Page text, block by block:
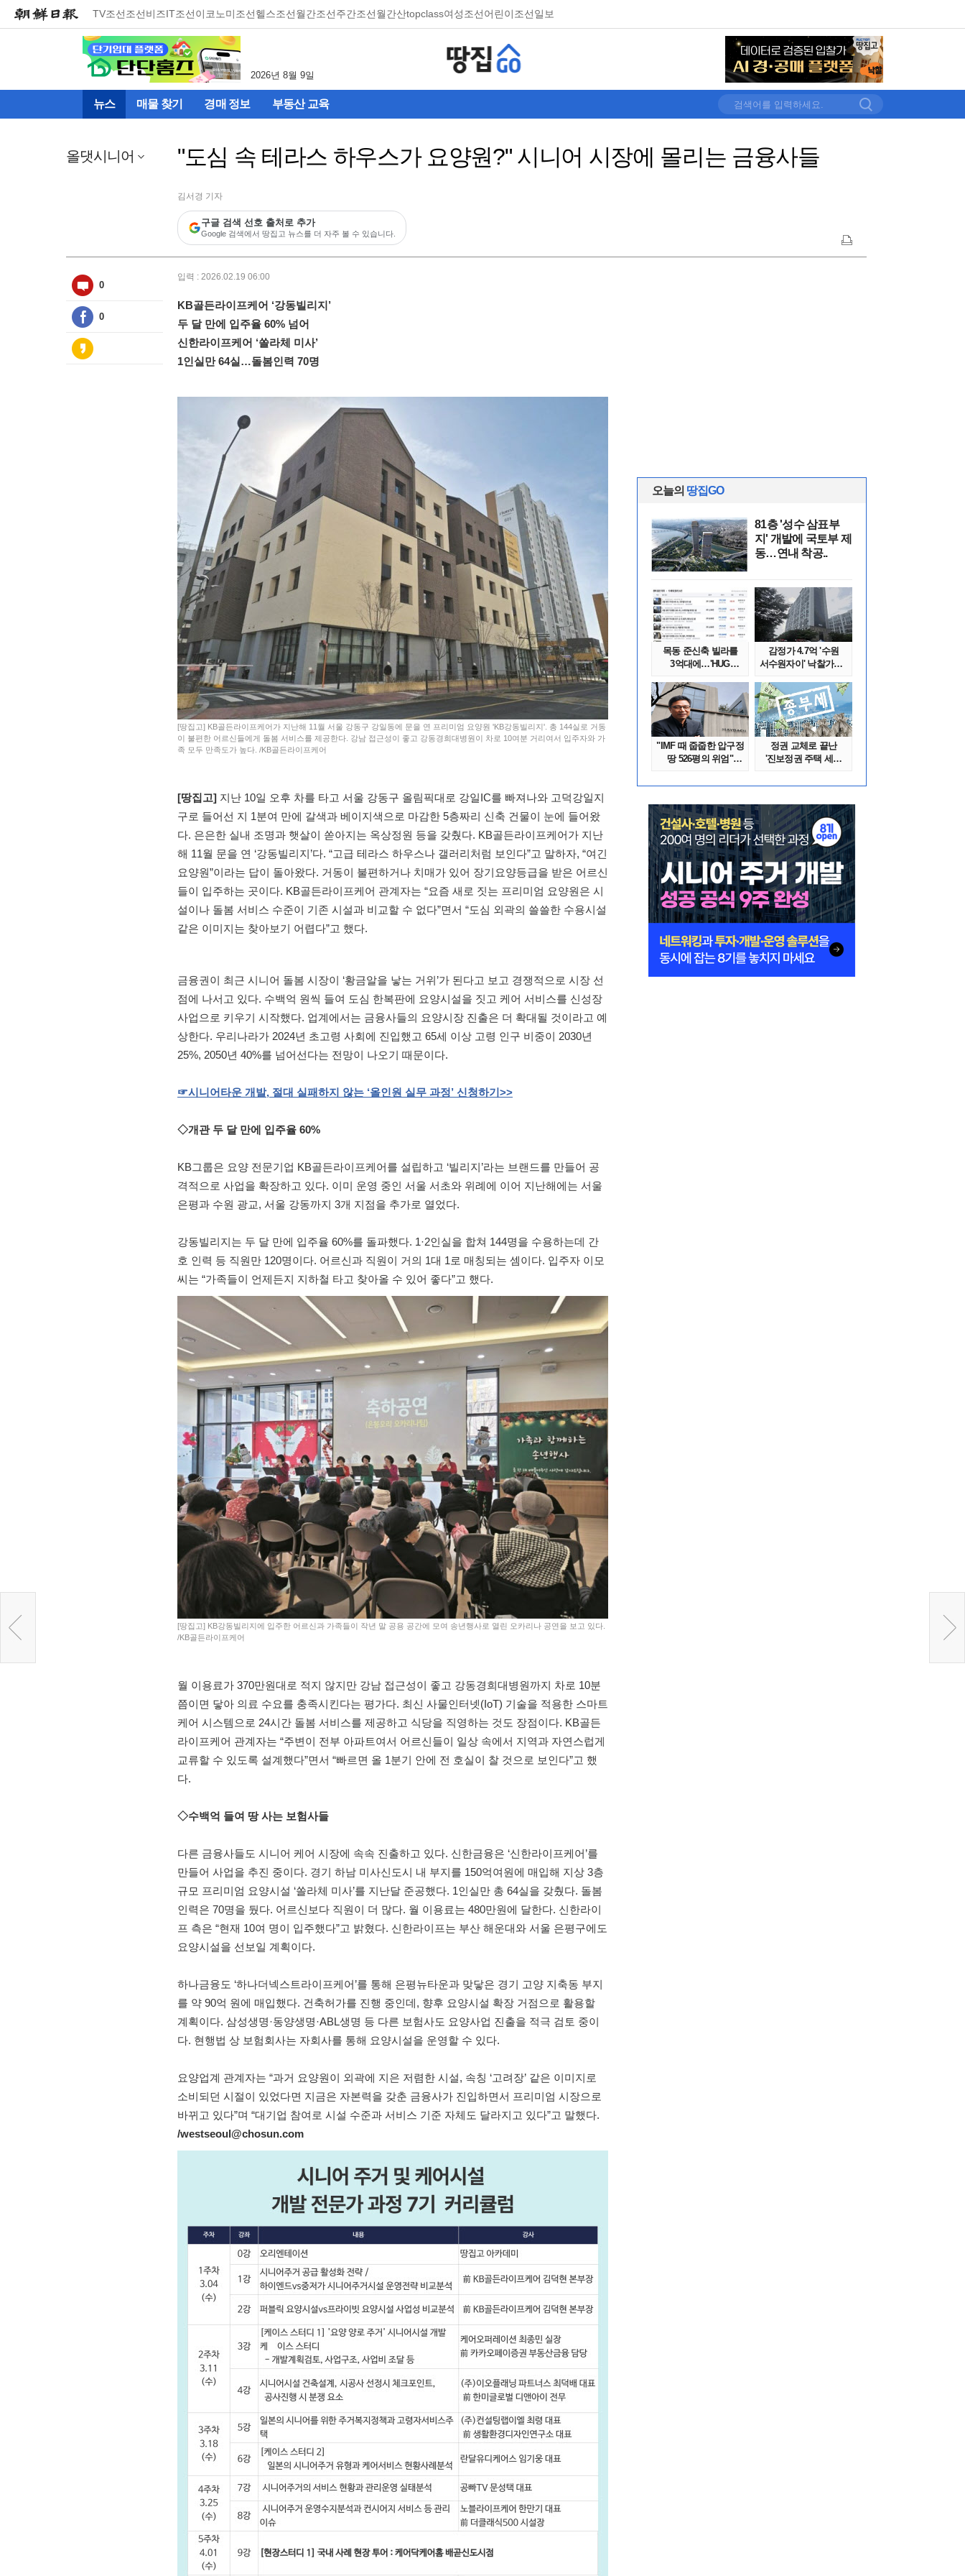
TV조선조선비즈IT조선이코노미조선헬스조선월간조선주간조선월간산topclass여성조선어린이조선일보
2026년 8월 9일
뉴스 매물 찾기 경매 정보 부동산 교육
올댓시니어 "도심 속 테라스 하우스가 요양원?" 시니어 시장에 몰리는 금융사들
김서경 기자
구글 검색 선호 출처로 추가
Google 검색에서 땅집고 뉴스를 더 자주 볼 수 있습니다.
0
0
입력 : 2026.02.19 06:00
KB골든라이프케어 ‘강동빌리지’
두 달 만에 입주율 60% 넘어
신한라이프케어 ‘쏠라체 미사’
1인실만 64실…돌봄인력 70명
[땅집고] KB골든라이프케어가 지난해 11월 서울 강동구 강일동에 문을 연 프리미엄 요양원 'KB강동빌리지'. 총 144실로 거동
이 불편한 어르신들에게 돌봄 서비스를 제공한다. 강남 접근성이 좋고 강동경희대병원이 차로 10여분 거리여서 입주자와 가
족 모두 만족도가 높다. /KB골든라이프케어
[땅집고] 지난 10일 오후 차를 타고 서울 강동구 올림픽대로 강일IC를 빠져나와 고덕강일지
구로 들어선 지 1분여 만에 갈색과 베이지색으로 마감한 5층짜리 신축 건물이 눈에 들어왔
다. 은은한 실내 조명과 햇살이 쏟아지는 옥상정원 등을 갖췄다. KB골든라이프케어가 지난
해 11월 문을 연 ‘강동빌리지’다. “고급 테라스 하우스나 갤러리처럼 보인다”고 말하자, “여긴
요양원”이라는 답이 돌아왔다. 거동이 불편하거나 치매가 있어 장기요양등급을 받은 어르신
들이 입주하는 곳이다. KB골든라이프케어 관계자는 “요즘 새로 짓는 프리미엄 요양원은 시
설이나 돌봄 서비스 수준이 기존 시설과 비교할 수 없다”면서 “도심 외곽의 쓸쓸한 수용시설
같은 이미지는 찾아보기 어렵다”고 했다.
금융권이 최근 시니어 돌봄 시장이 ‘황금알을 낳는 거위’가 된다고 보고 경쟁적으로 시장 선
점에 나서고 있다. 수백억 원씩 들여 도심 한복판에 요양시설을 짓고 케어 서비스를 신성장
사업으로 키우기 시작했다. 업계에서는 금융사들의 요양시장 진출은 더 확대될 것이라고 예
상한다. 우리나라가 2024년 초고령 사회에 진입했고 65세 이상 고령 인구 비중이 2030년
25%, 2050년 40%를 넘어선다는 전망이 나오기 때문이다.
☞시니어타운 개발, 절대 실패하지 않는 ‘올인원 실무 과정’ 신청하기>>
◇개관 두 달 만에 입주율 60%
KB그룹은 요양 전문기업 KB골든라이프케어를 설립하고 ‘빌리지’라는 브랜드를 만들어 공
격적으로 사업을 확장하고 있다. 이미 운영 중인 서울 서초와 위례에 이어 지난해에는 서울
은평과 수원 광교, 서울 강동까지 3개 지점을 추가로 열었다.
강동빌리지는 두 달 만에 입주율 60%를 돌파했다. 1·2인실을 합쳐 144명을 수용하는데 간
호 인력 등 직원만 120명이다. 어르신과 직원이 거의 1대 1로 매칭되는 셈이다. 입주자 이모
씨는 “가족들이 언제든지 지하철 타고 찾아올 수 있어 좋다”고 했다.
[땅집고] KB강동빌리지에 입주한 어르신과 가족들이 작년 말 공용 공간에 모여 송년행사로 열린 오카리나 공연을 보고 있다.
/KB골든라이프케어
월 이용료가 370만원대로 적지 않지만 강남 접근성이 좋고 강동경희대병원까지 차로 10분
쯤이면 닿아 의료 수요를 충족시킨다는 평가다. 최신 사물인터넷(IoT) 기술을 적용한 스마트
케어 시스템으로 24시간 돌봄 서비스를 제공하고 식당을 직영하는 것도 장점이다. KB골든
라이프케어 관계자는 “주변이 전부 아파트여서 어르신들이 일상 속에서 지역과 자연스럽게
교류할 수 있도록 설계했다”면서 “빠르면 올 1분기 안에 전 호실이 찰 것으로 보인다”고 했
다.
◇수백억 들여 땅 사는 보험사들
다른 금융사들도 시니어 케어 시장에 속속 진출하고 있다. 신한금융은 ‘신한라이프케어’를
만들어 사업을 추진 중이다. 경기 하남 미사신도시 내 부지를 150억여원에 매입해 지상 3층
규모 프리미엄 요양시설 ‘쏠라체 미사’를 지난달 준공했다. 1인실만 총 64실을 갖췄다. 돌봄
인력은 70명을 뒀다. 어르신보다 직원이 더 많다. 월 이용료는 480만원에 달한다. 신한라이
프 측은 “현재 10여 명이 입주했다”고 밝혔다. 신한라이프는 부산 해운대와 서울 은평구에도
요양시설을 선보일 계획이다.
하나금융도 ‘하나더넥스트라이프케어’를 통해 은평뉴타운과 맞닿은 경기 고양 지축동 부지
를 약 90억 원에 매입했다. 건축허가를 진행 중인데, 향후 요양시설 확장 거점으로 활용할
계획이다. 삼성생명·동양생명·ABL생명 등 다른 보험사도 요양사업 진출을 적극 검토 중이
다. 현행법 상 보험회사는 자회사를 통해 요양시설을 운영할 수 있다.
요양업계 관계자는 “과거 요양원이 외곽에 지은 저렴한 시설, 속칭 ‘고려장’ 같은 이미지로
소비되던 시절이 있었다면 지금은 자본력을 갖춘 금융사가 진입하면서 프리미엄 시장으로
바뀌고 있다”며 “대기업 참여로 시설 수준과 서비스 기준 자체도 달라지고 있다”고 말했다.
/westseoul@chosun.com
오늘의 땅집GO
81층 '성수 삼표부
지' 개발에 국토부 제
동…연내 착공..
목동 준신축 빌라를
3억대에…'HUG
감정가 4.7억 '수원
서수원자이' 낙찰가는?
"IMF 때 줍줍한 압구정
땅 526평의 위엄"
정권 교체로 끝난
'진보정권 주택 세금